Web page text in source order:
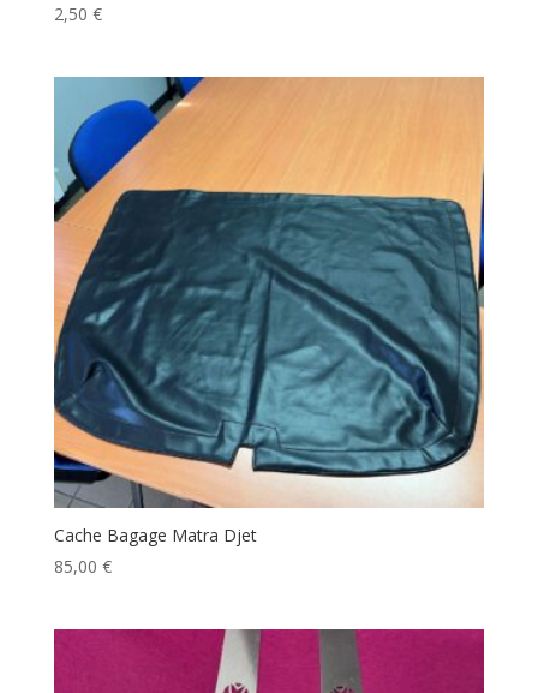
2,50 €
Cache Bagage Matra Djet
85,00 €